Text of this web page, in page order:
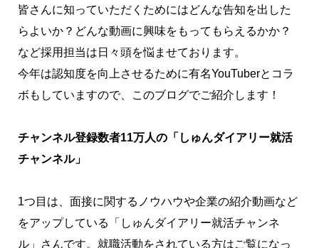
皆さんに知っていただくためにはどんな告知を出した
らよいか？どんな動画に興味をもってもらえるかか？
など採用担当は日々頭を悩ませております。
今年は認知度を向上させるために有名YouTuberとコラ
ボもしていますので、このブログでご紹介します！
チャンネル登録数者11万人の「しゅんダイアリー就活
チャンネル」
1つ目は、面接に関するノウハウや企業の紹介動画など
をアップしている「しゅんダイアリー就活チャンネ
ル」さんです。就職活動をされている方はご覧になっ